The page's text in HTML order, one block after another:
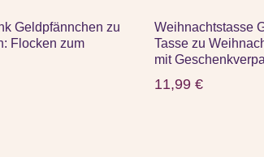
Geldpfännchen zu
Flocken zum
Weihnachtstasse
Tasse zu
mit
11,99€